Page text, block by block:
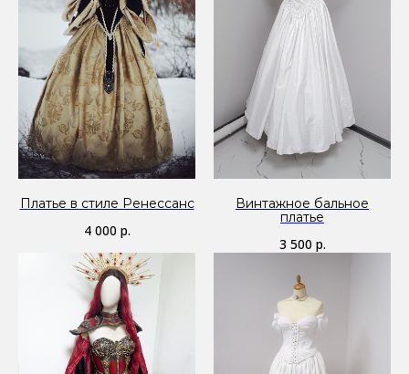
Платье в стиле Ренессанс
4 000 р.
Винтажное бальное
платье
3 500 р.